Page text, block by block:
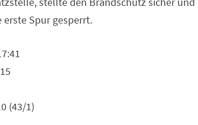
erste Spur gesperrt.
(43/1)